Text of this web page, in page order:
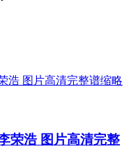
荣浩 图片高清完整